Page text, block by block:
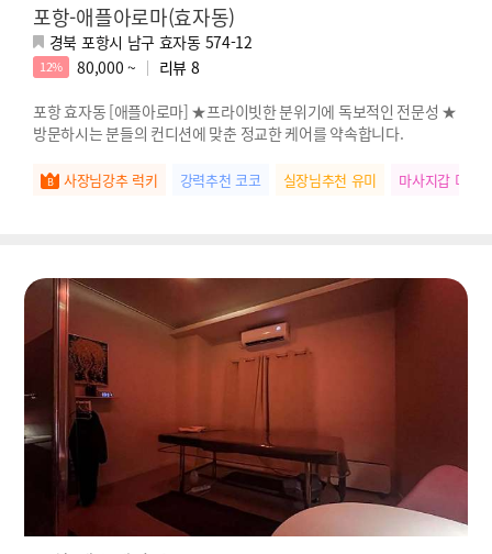
포항-애플아로마(효자동)
경북 포항시 남구 효자동 574-12
12% 80,000 ~ 리뷰 8
포항 효자동 [애플아로마] ★프라이빗한 분위기에 독보적인 전문성 ★
방문하시는 분들의 컨디션에 맞춘 정교한 케어를 약속합니다.
사장님강추 럭키 강력추천 코코 실장님추천 유미 마사지갑 미미